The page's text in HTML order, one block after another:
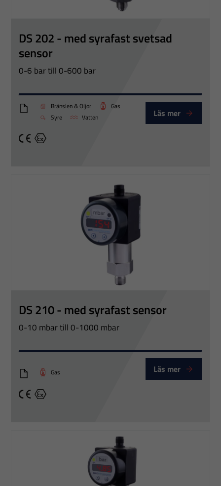
DS 202 - med syrafast svetsad
sensor
0-6 bar till 0-600 bar
DS202_Eng
Bränslen & Oljor
Gas
Syre
Vatten Läs mer
CE Ex
DS 210 - med syrafast sensor
0-10 mbar till 0-1000 mbar
DB_DS210_E
Gas Läs mer
CE Ex